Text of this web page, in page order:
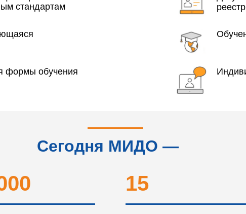
стандартам
формы обучения
Сегодня МИДО —
15